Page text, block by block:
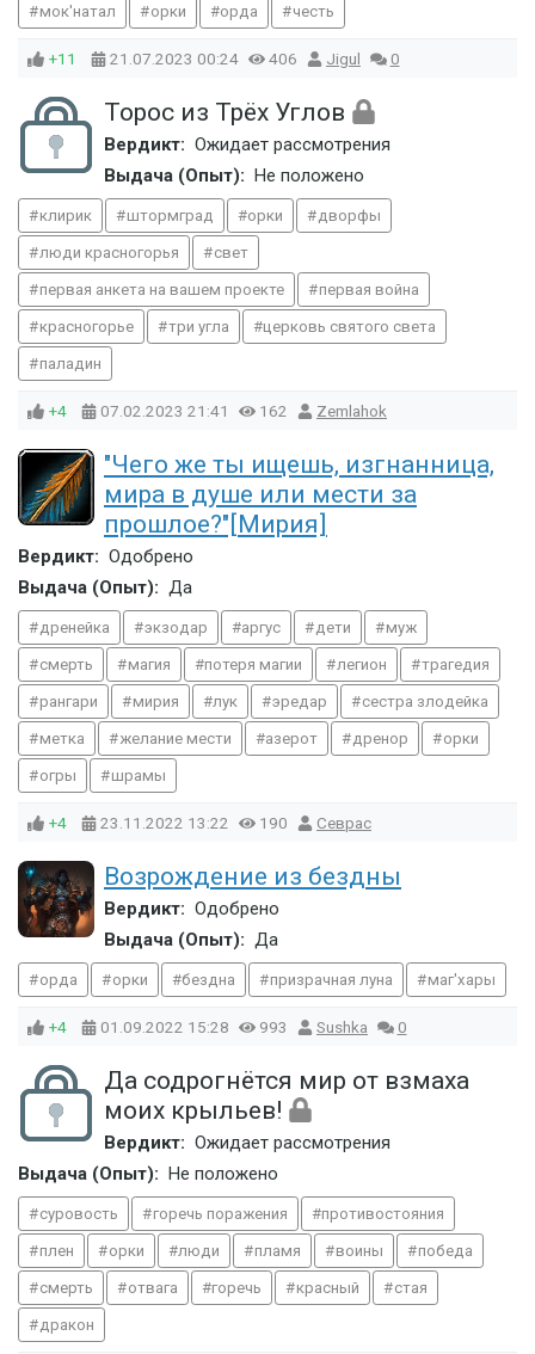
мок'натал орки орда честь
+11 21.07.2023 00:24 406 Jigul 0
Topoc из Трёх Углов
Вердикт: Ожидает рассмотрения
Выдача (Опыт):
Не положено
клирик штормград орки дворфы
люди красногорья свет
первая анкета на вашем проекте первая война
красногорье три угла церковь святого света
паладин
+4 07.02.2023 21:41 162 Zemlahok
"Чего же ты ищешь, изгнанница,
мира в душе или мести за
прошлое?"[Мирия]
Вердикт: Одобрено
Выдача (Опыт): Да
дренейка экзодар аргус дети муж
смерть магия потеря магии легион трагедия
рангари мирия лук эредар сестра злодейка
метка желание мести азерот дренор орки
огры шрамы
+4 23.11.2022 13:22 190 Севрас
Возрождение из бездны
Вердикт: Одобрено
Выдача (Опыт): Да
орда орки бездна призрачная луна маг'хары
+4 01.09.2022 15:28 993 Sushka 0
Да содрогнётся мир от взмаха
моих крыльев!
Вердикт: Ожидает рассмотрения
Выдача (Опыт):
Не положено
суровость горечь поражения противостояния
плен орки люди пламя воины победа
смерть отвага горечь красный стая
дракон